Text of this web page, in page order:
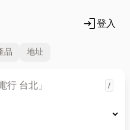
login登入
品 地址
/